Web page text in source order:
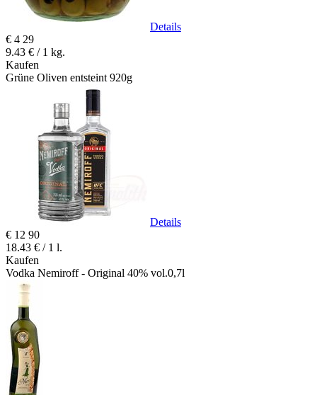
Details
€ 4 29
9.43 € / 1 kg.
Kaufen
Grüne Oliven entsteint 920g
Details
€ 12 90
18.43 € / 1 l.
Kaufen
Vodka Nemiroff - Original 40% vol.0,7l